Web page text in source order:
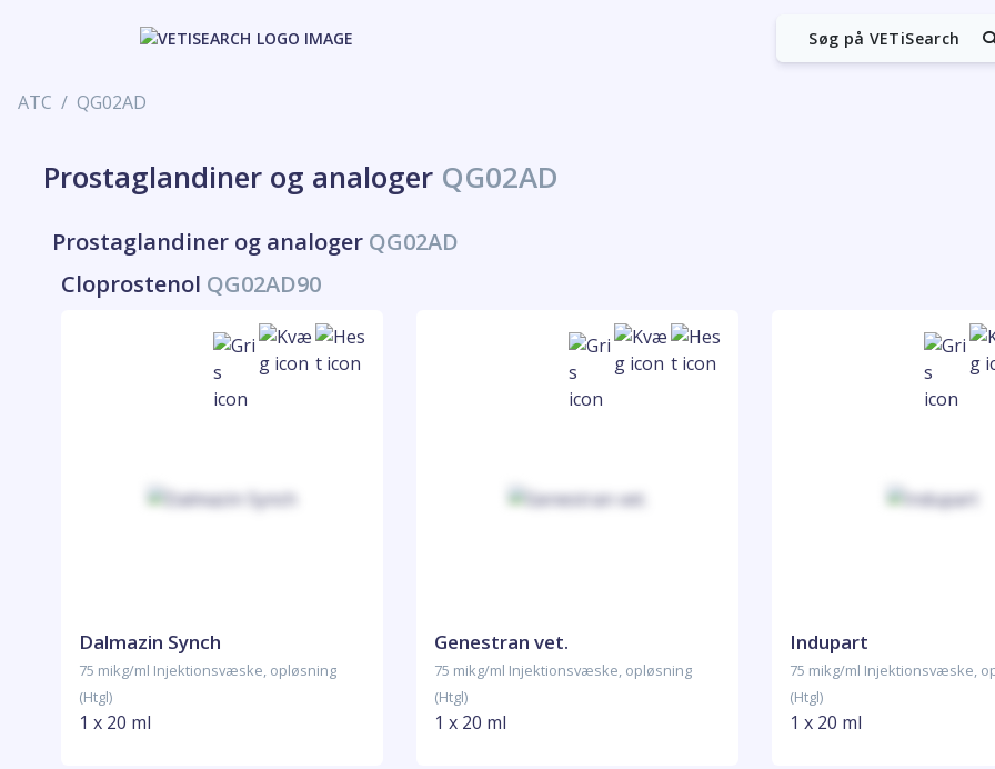
Søg på VETiSearch
ATC QG02AD
Prostaglandiner og analoger QG02AD
Prostaglandiner og analoger QG02AD
Cloprostenol QG02AD90
Dalmazin Synch
75 mikg/ml Injektionsvæske, opløsning
(Htgl)
1 x 20 ml
Genestran vet.
75 mikg/ml Injektionsvæske, opløsning
(Htgl)
1 x 20 ml
Indupart
75 mikg/ml Injektionsvæske,
(Htgl)
1 x 20 ml